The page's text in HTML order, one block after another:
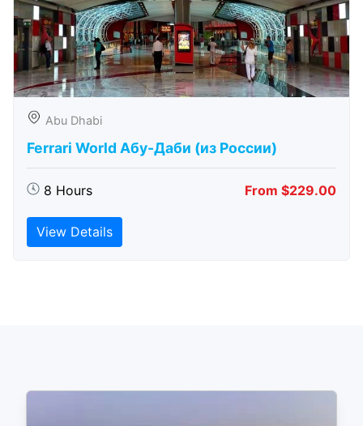
Abu Dhabi
Ferrari World Абу-Даби (из России)
8 Hours From $229.00
View Details